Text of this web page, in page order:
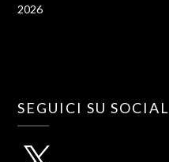
2026
SEGUICI SU SOCIAL